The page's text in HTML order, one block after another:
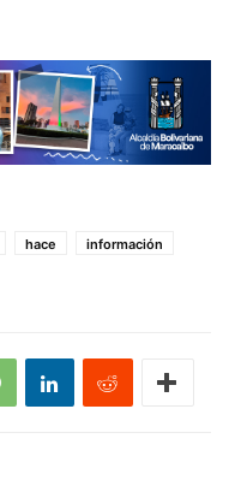
hace
información